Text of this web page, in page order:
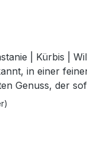
| Kürbis |
in einer
Genuss, der
Kürbis mit fruchtiger